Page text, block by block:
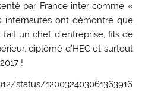
par France inter comme «
internautes ont démontré que
un chef d’entreprise, fils de
diplômé d’HEC et surtout
!
status/120032403061363916